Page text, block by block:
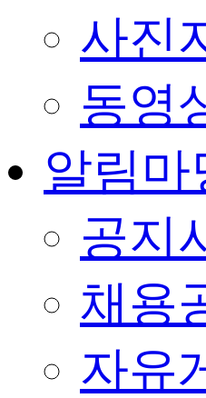
사진
동영
알림마
공지
채용
자유